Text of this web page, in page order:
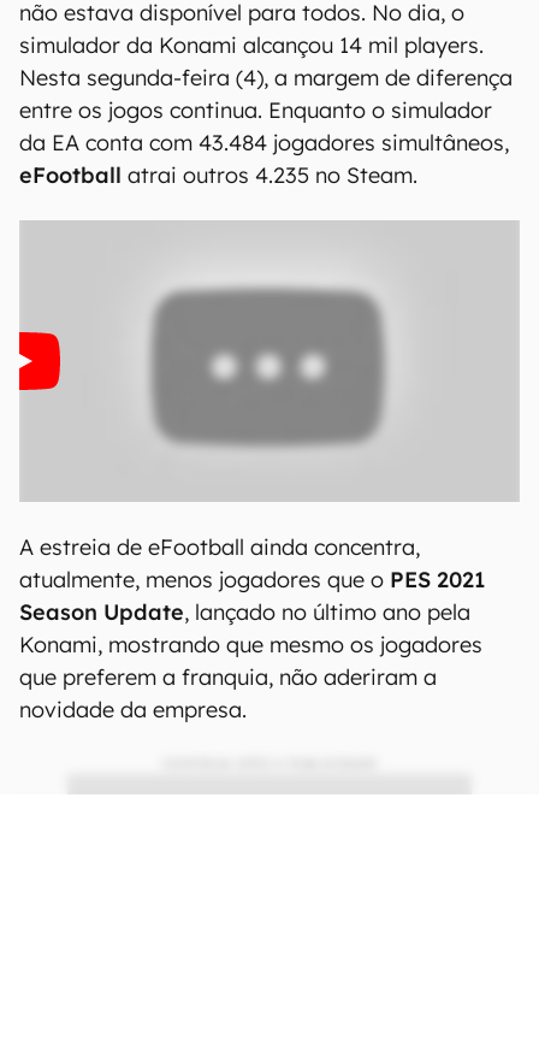
não estava disponível para todos. No dia, o
simulador da Konami alcançou 14 mil players.
Nesta segunda-feira (4), a margem de diferença
entre os jogos continua. Enquanto o simulador
da EA conta com 43.484 jogadores simultâneos,
eFootball atrai outros 4.235 no Steam.
A estreia de eFootball ainda concentra,
atualmente, menos jogadores que o PES 2021
Season Update, lançado no último ano pela
Konami, mostrando que mesmo os jogadores
que preferem a franquia, não aderiram a
novidade da empresa.